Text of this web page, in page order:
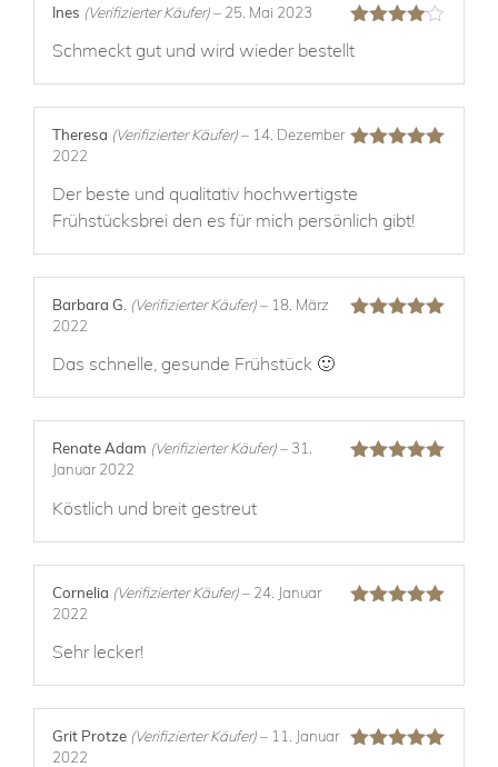
mit
Ines (Verifizierter Käufer) – 25. Mai 2023
Schmeckt gut und wird wieder bestellt
Theresa (Verifizierter Käufer) – 14. Dezember
2022
Der beste und qualitativ hochwertigste
Frühstücksbrei den es für mich persönlich gibt!
Barbara G. (Verifizierter Käufer) – 18. März
2022
Das schnelle, gesunde Frühstück 🙂
Renate Adam (Verifizierter Käufer) – 31.
Januar 2022
Köstlich und breit gestreut
Cornelia (Verifizierter Käufer) – 24. Januar
2022
Sehr lecker!
Grit Protze (Verifizierter Käufer) – 11. Januar
2022